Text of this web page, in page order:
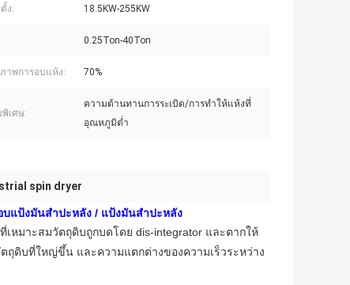
ง: 18.5KW-255KW
0.25Ton-40Ton
าพการอบแห้ง: 70%
เศษ:
ความต้านทานการระเบิด/การทำให้แห้งที่
อุณหภูมิต่ำ
spin dryer
บแป้งมันสำปะหลัง / แป้งมันสำปะหลัง
หมาะสมวัตถุดิบถูกบดโดย dis-integrator และตากให้
ดิบที่ใหญ่ขึ้น และความแตกต่างของความเร็วระหว่าง